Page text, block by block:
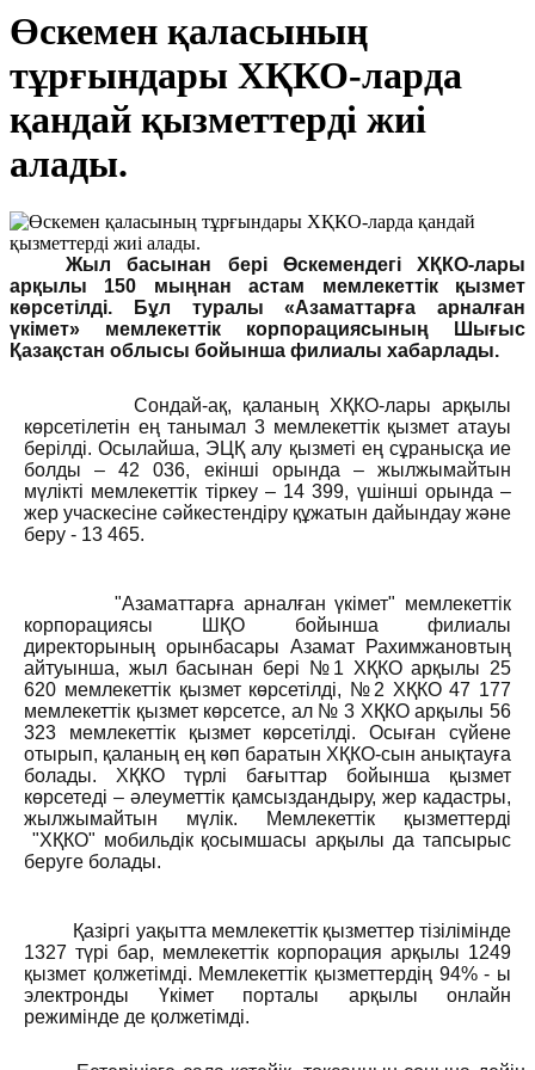
Өскемен қаласының
тұрғындары ХҚКО-ларда
қандай қызметтерді жиі
алады.
Жыл басынан бері Өскемендегі ХҚКО-лары
арқылы 150 мыңнан астам мемлекеттік қызмет
көрсетілді. Бұл туралы «Азаматтарға арналған
үкімет» мемлекеттік корпорациясының Шығыс
Қазақстан облысы бойынша филиалы хабарлады.
Сондай-ақ, қаланың ХҚКО-лары арқылы
көрсетілетін ең танымал 3 мемлекеттік қызмет атауы
берілді. Осылайша, ЭЦҚ алу қызметі ең сұранысқа ие
болды – 42 036, екінші орында – жылжымайтын
мүлікті мемлекеттік тіркеу – 14 399, үшінші орында –
жер учаскесіне сәйкестендіру құжатын дайындау және
беру - 13 465.
"Азаматтарға арналған үкімет" мемлекеттік
корпорациясы ШҚО бойынша филиалы
директорының орынбасары Азамат Рахимжановтың
айтуынша, жыл басынан бері №1 ХҚКО арқылы 25
620 мемлекеттік қызмет көрсетілді, №2 ХҚКО 47 177
мемлекеттік қызмет көрсетсе, ал № 3 ХҚКО арқылы 56
323 мемлекеттік қызмет көрсетілді. Осыған сүйене
отырып, қаланың ең көп баратын ХҚКО-сын анықтауға
болады. ХҚКО түрлі бағыттар бойынша қызмет
көрсетеді – әлеуметтік қамсыздандыру, жер кадастры,
жылжымайтын мүлік. Мемлекеттік қызметтерді
"ХҚКО" мобильдік қосымшасы арқылы да тапсырыс
беруге болады.
Қазіргі уақытта мемлекеттік қызметтер тізілімінде
1327 түрі бар, мемлекеттік корпорация арқылы 1249
қызмет қолжетімді. Мемлекеттік қызметтердің 94% - ы
электронды Үкімет порталы арқылы онлайн
режимінде де қолжетімді.